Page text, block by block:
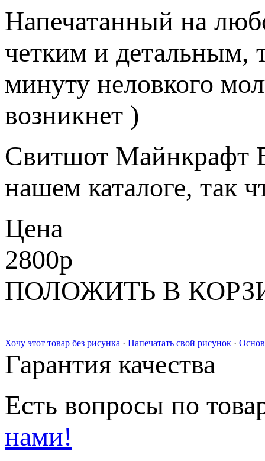
Напечатанный на
четким и детальным,
минуту неловкого
возникнет )
Свитшот Майнкрафт
нашем каталоге, так
Цена
2800p
ПОЛОЖИТЬ В
Хочу этот товар без рисунка · Напечатать свой рисунок ·
Гарантия качества
Есть вопросы по
нами!